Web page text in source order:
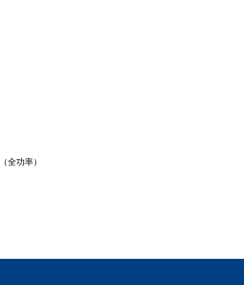
（全功率）